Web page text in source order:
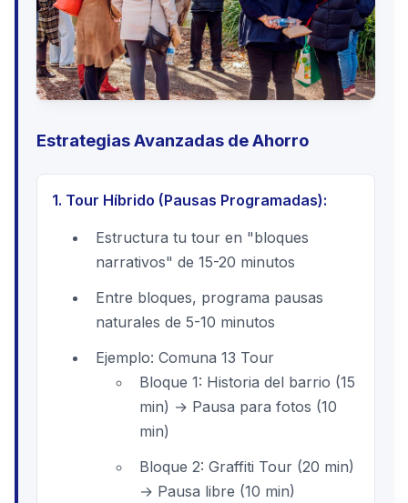
Estrategias Avanzadas de Ahorro
1. Tour Híbrido (Pausas Programadas):
Estructura tu tour en "bloques
narrativos" de 15-20 minutos
Entre bloques, programa pausas
naturales de 5-10 minutos
Ejemplo: Comuna 13 Tour
Bloque 1: Historia del barrio (15
min) → Pausa para fotos (10
min)
Bloque 2: Graffiti Tour (20 min)
→ Pausa libre (10 min)